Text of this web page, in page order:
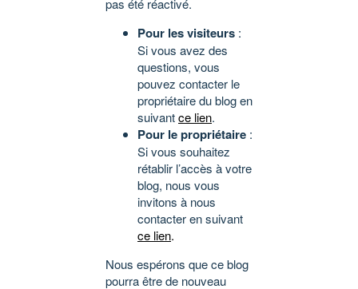
pas été réactivé.
Pour les visiteurs :
Si vous avez des
questions, vous
pouvez contacter le
propriétaire du blog en
suivantce lien.
Pour le propriétaire :
Si vous souhaitez
rétablir l’accès à votre
blog, nous vous
invitons à nous
contacter en suivant
ce lien.
Nous espérons que ce blog
pourra être de nouveau